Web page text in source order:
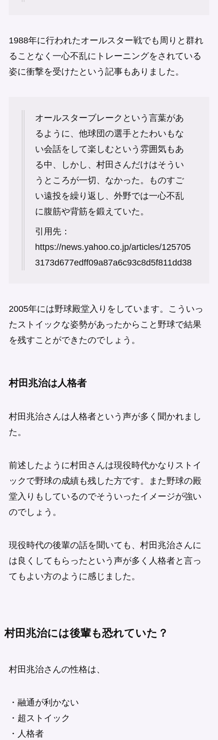
1988年に行われたオールスター戦でも周りと群れ
ることなく一心不乱にトレーニングをされている
姿に衝撃を受けたという記事もありました。
オールスターブレークという言葉があ
るように、他球団の選手とたわいもな
い会話をして楽しむという雰囲気もあ
る中、しかし、村田さんだけはそうい
うところが一切、なかった。ものすご
い遠投を繰り返し、外野では一心不乱
に腹筋や背筋を鍛えていた。
引用先：
https://news.yahoo.co.jp/articles/125705
3173d677edff09a87a6c93c8d5f811dd38
2005年には野球殿堂入りをしています。こういっ
たストイックな姿勢があったからこと野球で結果
を残すことができたのでしょう。
村田兆治は人格者
村田兆治さんは人格者という声が多く聞かれまし
た。
前述したように村田さんは現役時代かなりストイ
ックで野球の成績も残した方です。また野球の殿
堂入りもしているのでそういったイメージが強い
のでしょう。
現役時代の後輩の話を聞いても、村田兆治さんに
は良くしてもらったという声が多く人格者と言っ
てもよい方のように感じました。
村田兆治には後輩も恐れていた？
村田兆治さんの性格は、
・融通が利かない
・超ストイック
・人格者